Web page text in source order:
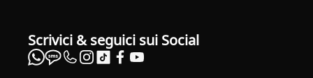
Scrivici & seguici sui Social